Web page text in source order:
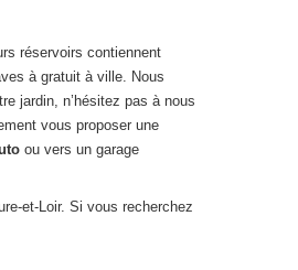
réservoirs contiennent
à gratuit à ville. Nous
jardin, n’hésitez pas à nous
vous proposer une
ou vers un garage
et-Loir. Si vous recherchez